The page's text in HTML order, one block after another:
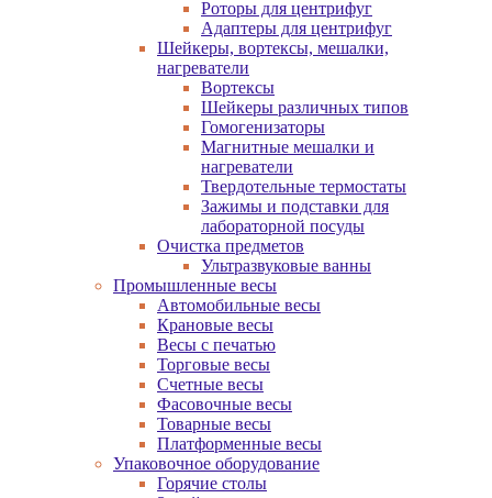
Роторы для центрифуг
Адаптеры для центрифуг
Шейкеры, вортексы, мешалки,
нагреватели
Вортексы
Шейкеры различных типов
Гомогенизаторы
Магнитные мешалки и
нагреватели
Твердотельные термостаты
Зажимы и подставки для
лабораторной посуды
Очистка предметов
Ультразвуковые ванны
Промышленные весы
Автомобильные весы
Крановые весы
Весы с печатью
Торговые весы
Счетные весы
Фасовочные весы
Товарные весы
Платформенные весы
Упаковочное оборудование
Горячие столы